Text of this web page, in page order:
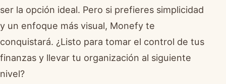
ser la opción ideal. Pero si prefieres simplicidad
y un enfoque más visual, Monefy te
conquistará. ¿Listo para tomar el control de tus
finanzas y llevar tu organización al siguiente
nivel?